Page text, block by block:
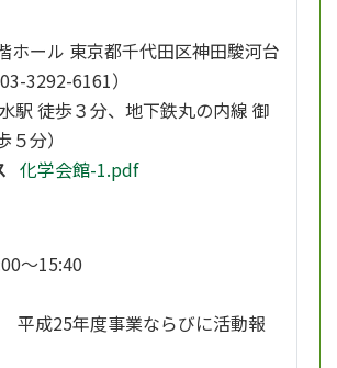
ホール 東京都千代田区神田駿河台
3292-6161）
水駅 徒歩３分、地下鉄丸の内線 御
分）
化学会館-1.pdf
～15:40
成25年度事業ならびに活動報